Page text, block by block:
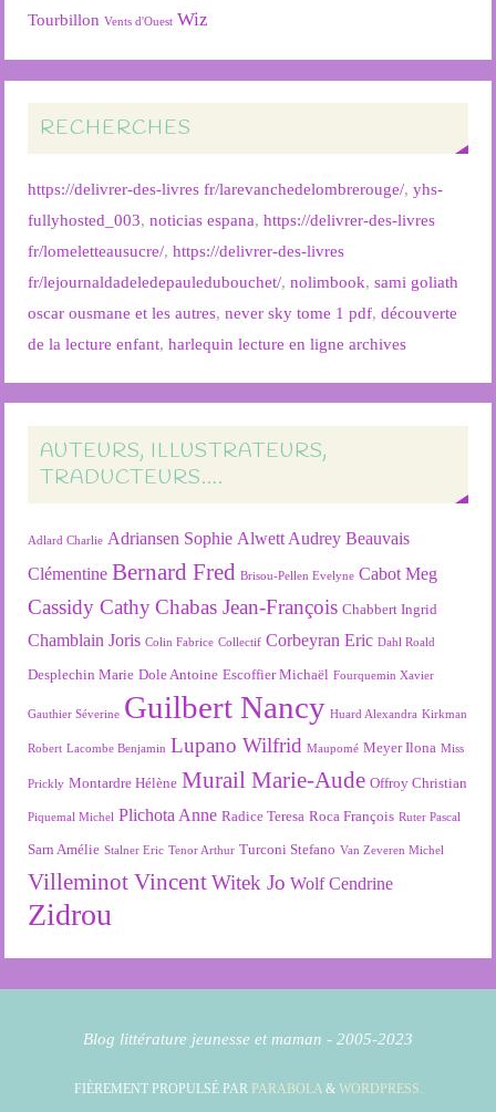
Tourbillon Vents d'Ouest Wiz
RECHERCHES
https://delivrer-des-livres fr/larevanchedelombrerouge/,yhs-
fullyhosted_003,noticias espana,https://delivrer-des-livres
fr/lomeletteausucre/,https://delivrer-des-livres
fr/lejournaldadeledepauledubouchet/,nolimbook,sami goliath
oscar ousmane et les autres,never sky tome 1 pdf,découverte
de la lecture enfant,harlequin lecture en ligne archives
AUTEURS, ILLUSTRATEURS,
TRADUCTEURS….
Adlard Charlie Adriansen Sophie Alwett Audrey Beauvais
Clémentine Bernard Fred Brisou-Pellen Evelyne Cabot Meg
Cassidy Cathy Chabas Jean-François Chabbert Ingrid
Chamblain Joris Colin Fabrice Collectif Corbeyran Eric Dahl Roald
Desplechin Marie Dole Antoine Escoffier Michaël Fourquemin Xavier
Gauthier Séverine Guilbert Nancy Huard Alexandra Kirkman
Robert Lacombe Benjamin Lupano Wilfrid Maupomé Meyer Ilona Miss
Prickly Montardre Hélène Murail Marie-Aude Offroy Christian
Piquemal Michel Plichota Anne Radice Teresa Roca François Ruter Pascal
Sarn Amélie Stalner Eric Tenor Arthur Turconi Stefano Van Zeveren Michel
Villeminot Vincent Witek Jo Wolf Cendrine
Zidrou
Blog littérature jeunesse et maman - 2005-2023
FIÈREMENT PROPULSÉ PAR PARABOLA& WORDPRESS.